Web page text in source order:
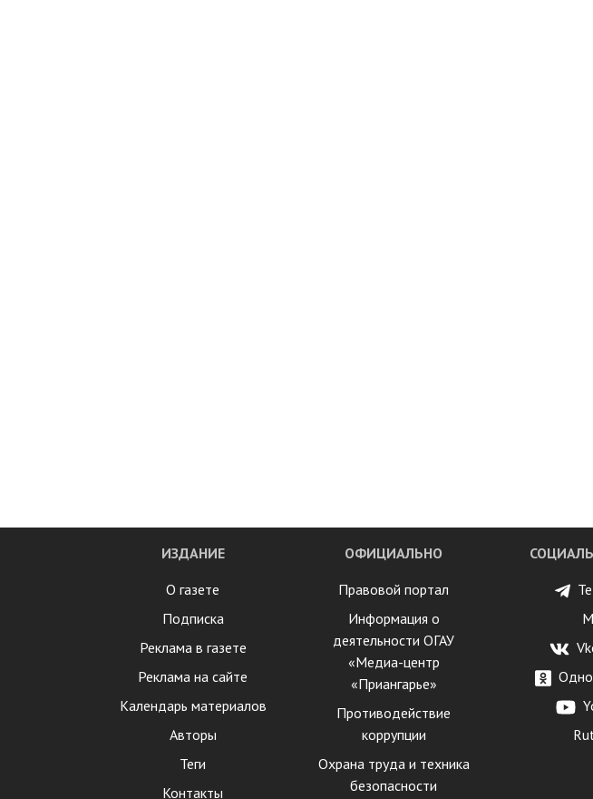
ИЗДАНИЕ
О газете
Подписка
Реклама в газете
Реклама на сайте
Календарь материалов
Авторы
Теги
Контакты
ОФИЦИАЛЬНО
Правовой портал
Информация о
деятельности ОГАУ
«Медиа-центр
«Приангарье»
Противодействие
коррупции
Охрана труда и техника
безопасности